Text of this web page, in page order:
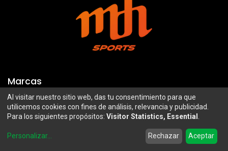
Wishlist Account
Marcas
Troy Lee Designs
100%
Airoh
Mazawi
SIDI
Al visitar nuestro sitio web, das tu consentimiento para que
utilicemos cookies con fines de análisis, relevancia y publicidad.
Para los siguientes propósitos: Visitor Statistics, Essential
Personalizar... Rechazar Aceptar